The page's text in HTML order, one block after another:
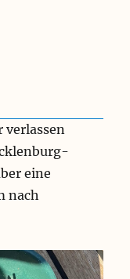
verlassen
eine
nach